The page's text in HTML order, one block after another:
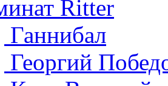
Ritter
Ганнибал
Георгий